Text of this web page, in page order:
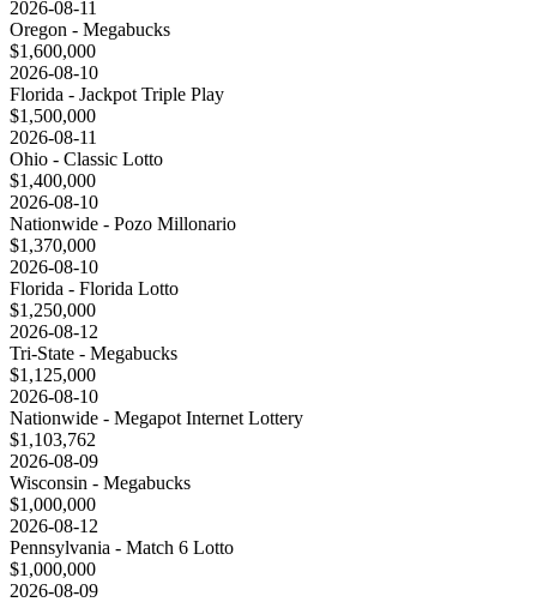
2026-08-11
Oregon - Megabucks
$1,600,000
2026-08-10
Florida - Jackpot Triple Play
$1,500,000
2026-08-11
Ohio - Classic Lotto
$1,400,000
2026-08-10
Nationwide - Pozo Millonario
$1,370,000
2026-08-10
Florida - Florida Lotto
$1,250,000
2026-08-12
Tri-State - Megabucks
$1,125,000
2026-08-10
Nationwide - Megapot Internet Lottery
$1,103,762
2026-08-09
Wisconsin - Megabucks
$1,000,000
2026-08-12
Pennsylvania - Match 6 Lotto
$1,000,000
2026-08-09